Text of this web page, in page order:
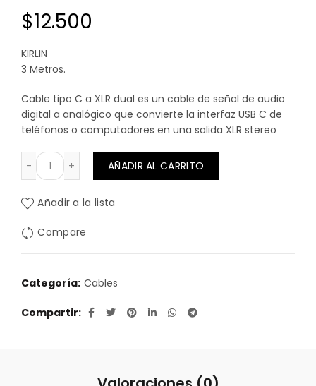
$12.500
KIRLIN
3 Metros.
Cable tipo C a XLR dual es un cable de señal de audio
digital a analógico que convierte la interfaz USB C de
teléfonos o computadores en una salida XLR stereo
CABLE USB C a 2 XLR MACHO 3 MTS. KIRLIN cantidad
AÑADIR AL CARRITO
Añadir a la lista
Compare
Categoría: Cables
Compartir